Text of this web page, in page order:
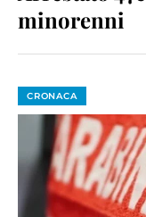
minorenni
CRONACA